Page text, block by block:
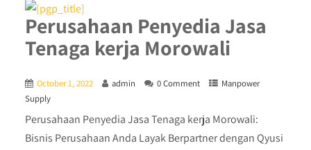
Perusahaan Penyedia Jasa
Tenaga kerja Morowali
October 1, 2022 admin 0 Comment
Manpower
Supply
Perusahaan Penyedia Jasa Tenaga kerja Morowali:
Bisnis Perusahaan Anda Layak Berpartner dengan Qyusi